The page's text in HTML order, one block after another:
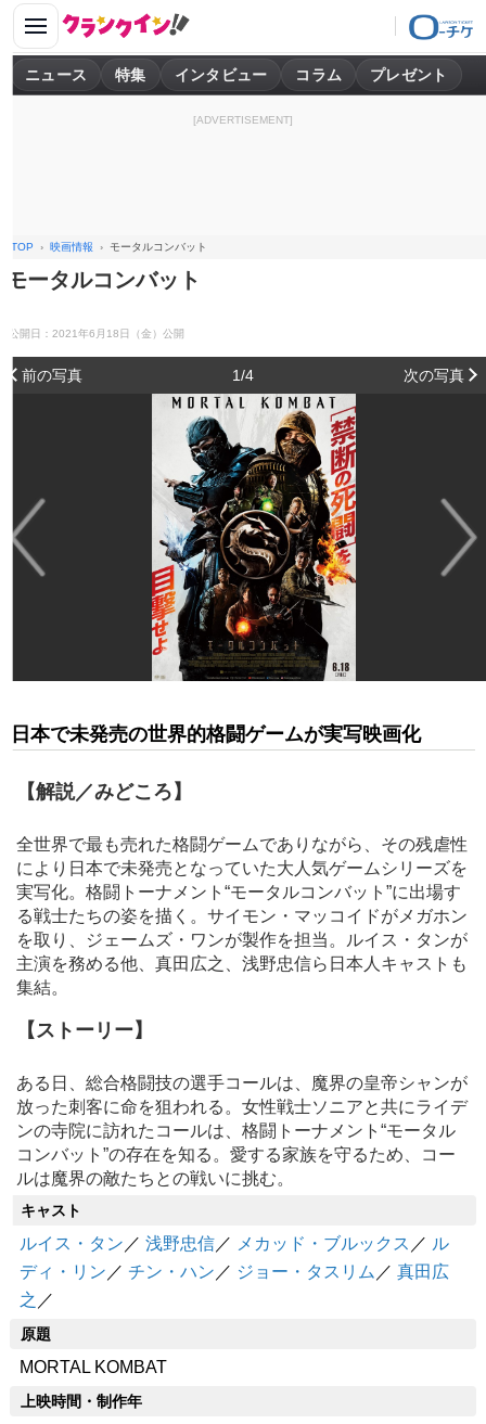
ニュース 特集 インタビュー コラム プレゼント
[ADVERTISEMENT]
TOP 映画情報 モータルコンバット
モータルコンバット
公開日：2021年6月18日（金）公開
前の写真 1/4 次の写真
日本で未発売の世界的格闘ゲームが実写映画化
【解説／みどころ】
全世界で最も売れた格闘ゲームでありながら、その残虐性
により日本で未発売となっていた大人気ゲームシリーズを
実写化。格闘トーナメント“モータルコンバット”に出場す
る戦士たちの姿を描く。サイモン・マッコイドがメガホン
を取り、ジェームズ・ワンが製作を担当。ルイス・タンが
主演を務める他、真田広之、浅野忠信ら日本人キャストも
集結。
【ストーリー】
ある日、総合格闘技の選手コールは、魔界の皇帝シャンが
放った刺客に命を狙われる。女性戦士ソニアと共にライデ
ンの寺院に訪れたコールは、格闘トーナメント“モータル
コンバット”の存在を知る。愛する家族を守るため、コー
ルは魔界の敵たちとの戦いに挑む。
キャスト
ルイス・タン ／浅野忠信／ メカッド・ブルックス ／ ル
ディ・リン ／チン・ハン ／ ジョー・タスリム ／真田広
之 ／
原題
MORTAL KOMBAT
上映時間・制作年